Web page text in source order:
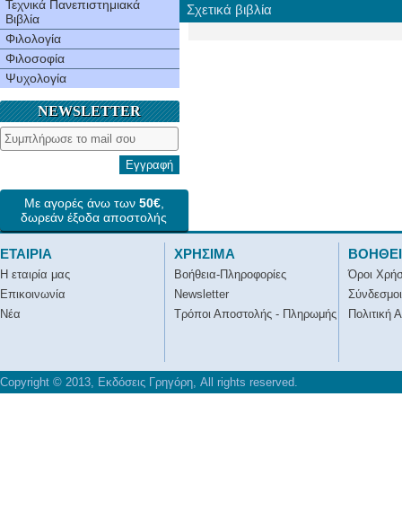
Τεχνικά Πανεπιστημιακά
Βιβλία
Φιλολογία
Φιλοσοφία
Ψυχολογία
NEWSLETTER
Εγγραφή
Με αγορές άνω των 50€
δωρεάν έξοδα αποστολής
Σχετικά βιβλία
ΕΤΑΙΡΙΑ
Η εταιρία μας
Επικοινωνία
Νέα
ΧΡΗΣΙΜΑ
Βοήθεια-Πληροφορίες
Newsletter
Τρόποι Αποστολής - Πληρωμής
Όροι
Σύνδεσμοι
Πολιτική
Copyright © 2013, Εκδόσεις Γρηγόρη, All rights reserved.